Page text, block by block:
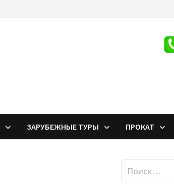
ЗАРУБЕЖНЫЕ ТУРЫ ПРОКАТ
Найти: